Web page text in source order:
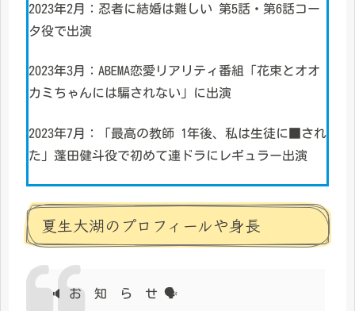
2023年2月：忍者に結婚は難しい 第5話・第6話コー
タ役で出演
2023年3月：ABEMA恋愛リアリティ番組「花束とオオ
カミちゃんには騙されない」に出演
2023年7月：「最高の教師 1年後、私は生徒に■され
た」蓬田健斗役で初めて連ドラにレギュラー出演
夏生大湖のプロフィールや身長
🔈 お 知 ら せ 🗣